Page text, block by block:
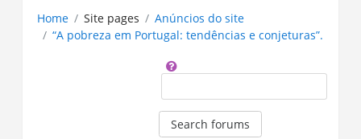
Home Site pages
Anúncios do site
“A pobreza em Portugal: tendências e conjeturas”.
Search forums